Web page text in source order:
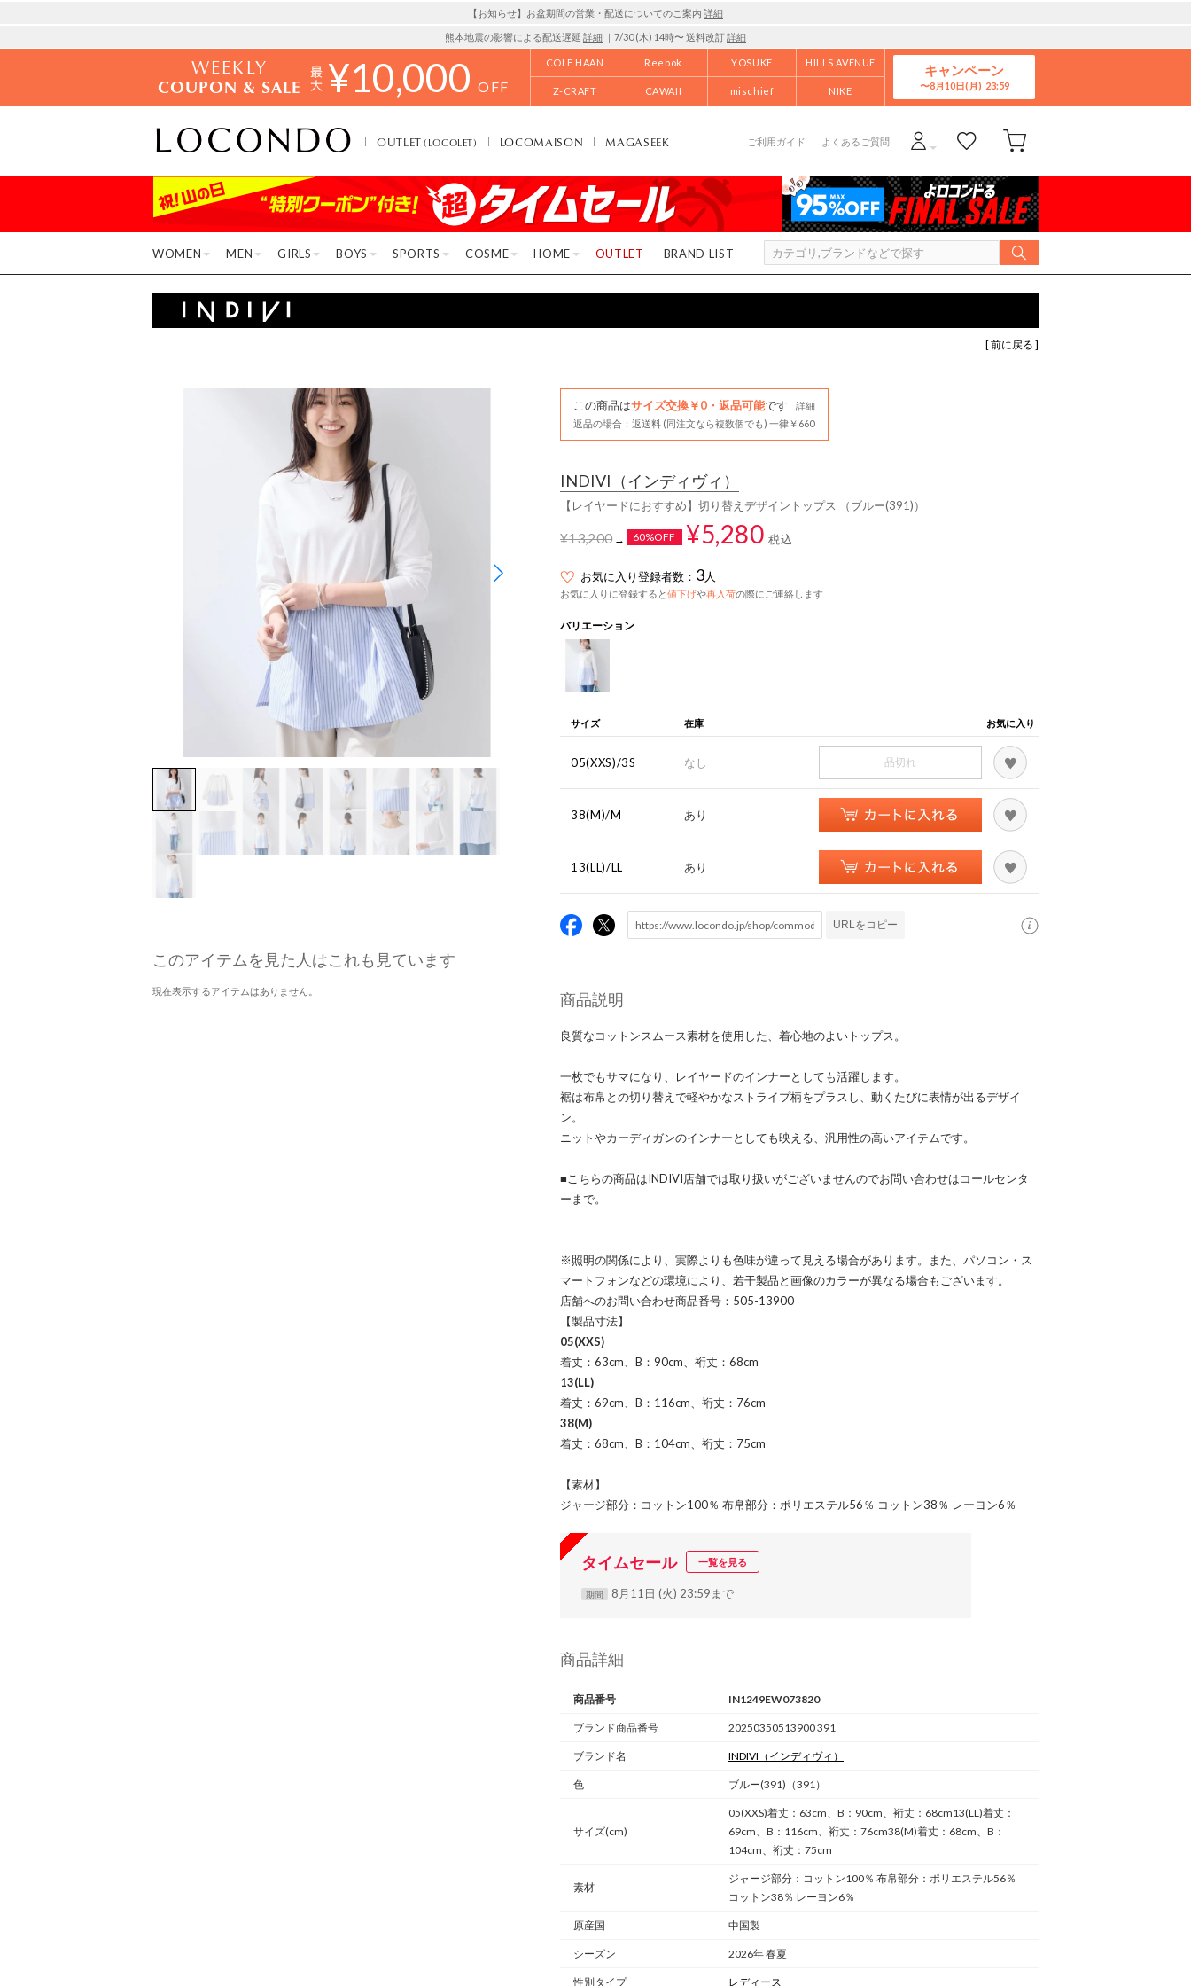
【お知らせ】お盆期間の営業・配送についてのご案内 詳細
熊本地震の影響による配送遅延 詳細 ｜7/30 (木) 14時〜 送料改訂詳細
WEEKLY
COUPON & SALE ¥10,000 OFF
COLE HAAN Reebok YOSUKE HILLS AVENUE
Z-CRAFT CAWAII mischief NIKE
キャンペーン
8月10日(月)
OUTLET(LOCOLET) LOCOMAISON MAGASEEK ご利用ガイド よくあるご質問
WOMEN MEN GIRLS BOYS SPORTS COSME HOME OUTLET BRAND LIST
[ 前に戻る ]
このアイテムを見た人はこれも見ています
現在表示するアイテムはありません。
この商品はサイズ交換￥0・返品可能です
詳細
返品の場合：返送料 (同注文なら複数個でも) 一律￥660
INDIVI （インディヴィ）
【レイヤードにおすすめ】切り替えデザイントップス （ブルー(391)）
¥13,200→ 60%OFF ¥5,280 税込
お気に入り登録者数： 3人
お気に入りに登録すると値下げや再入荷の際にご連絡します
バリエーション
サイズ 在庫 お気に入り
05(XXS)/3S なし 品切れ
38(M)/M あり
13(LL)/LL あり
URLをコピー
商品説明
良質なコットンスムース素材を使用した、着心地のよいトップス。
一枚でもサマになり、レイヤードのインナーとしても活躍します。
裾は布帛との切り替えで軽やかなストライプ柄をプラスし、動くたびに表情が出るデザイ
ン。
ニットやカーディガンのインナーとしても映える、汎用性の高いアイテムです。
■こちらの商品はINDIVI店舗では取り扱いがございませんのでお問い合わせはコールセンタ
ーまで。
※照明の関係により、実際よりも色味が違って見える場合があります。また、パソコン・ス
マートフォンなどの環境により、若干製品と画像のカラーが異なる場合もございます。
店舗へのお問い合わせ商品番号：505-13900
【製品寸法】
05(XXS)
着丈：63cm、B：90cm、裄丈：68cm
13(LL)
着丈：69cm、B：116cm、裄丈：76cm
38(M)
着丈：68cm、B：104cm、裄丈：75cm
【素材】
ジャージ部分：コットン100％ 布帛部分：ポリエステル56％ コットン38％ レーヨン6％
タイムセール 一覧を見る
期間 8月11日 (火) 23:59まで
商品詳細
商品番号 IN1249EW073820
ブランド商品番号 20250350513900 391
ブランド名 INDIVI （インディヴィ）
色 ブルー(391)（391）
サイズ(cm)
05(XXS)着丈：63cm、B：90cm、裄丈：68cm13(LL)着丈：
69cm、B：116cm、裄丈：76cm38(M)着丈：68cm、B：
104cm、裄丈：75cm
素材
ジャージ部分：コットン100％ 布帛部分：ポリエステル56％
コットン38％ レーヨン6％
原産国 中国製
シーズン 2026年 春夏
性別タイプ レディース